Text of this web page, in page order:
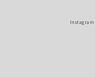
Instagram